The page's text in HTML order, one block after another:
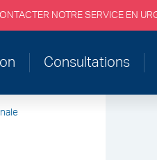
NOTRE SERVICE EN
Consultations